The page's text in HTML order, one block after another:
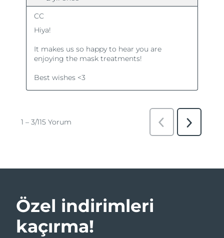
Özel indirimleri
kaçırma!